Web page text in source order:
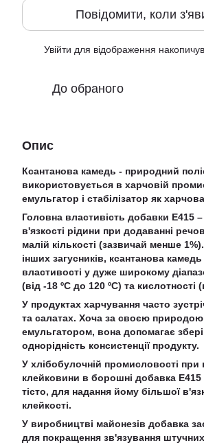
Повідомити, коли
Увійти для відображення
До обраного
Опис
Ксантанова камедь - природний
використовується в харчовій
емульгатор і стабілізатор як
Головна властивість добавки E415
в'язкості рідини при додаванні
малій кількості (зазвичай менше
інших загусників, ксантанова камедь
властивості у дуже широкому
(від -18 ºС до 120 ºС) та кислотності
У продуктах харчування часто
та салатах. Хоча за своєю
емульгатором, вона допомагає
однорідність консистенції продукту.
У хлібобулочній промисловості при
клейковини в борошні добавка Е415
тісто, для надання йому більшої
клейкості.
У виробництві майонезів добавка
для покращення зв'язування штучних